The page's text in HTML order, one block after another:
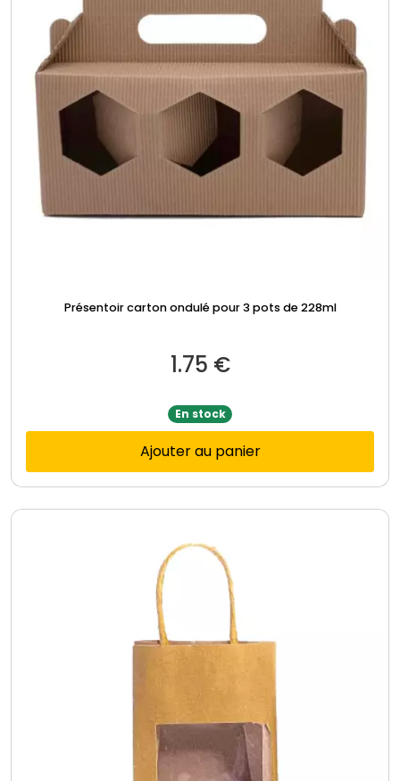
Présentoir carton ondulé pour 3 pots de 228ml
1.75 €
En stock
Ajouter au panier